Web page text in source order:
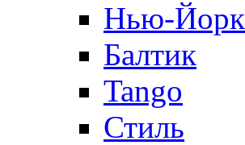
Нью-Йорк
Балтик
Tango
Стиль